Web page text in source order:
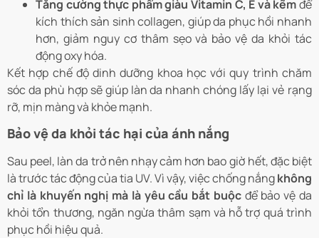
Tăng cường thực phẩm giàu Vitamin C, E và kẽmđể
kích thích sản sinh collagen, giúp da phục hồi nhanh
hơn, giảm nguy cơ thâm sẹo và bảo vệ da khỏi tác
động oxy hóa.
Kết hợp chế độ dinh dưỡng khoa học với quy trình chăm
sóc da phù hợp sẽ giúp làn da nhanh chóng lấy lại vẻ rạng
rỡ, mịn màng và khỏe mạnh.
Bảo vệ da khỏi tác hại của ánh nắng
Sau peel, làn da trở nên nhạy cảm hơn bao giờ hết, đặc biệt
là trước tác động của tia UV. Vì vậy, việc chống nắngkhông
chỉ là khuyến nghị mà là yêu cầu bắt buộcđể bảo vệ da
khỏi tổn thương, ngăn ngừa thâm sạm và hỗ trợ quá trình
phục hồi hiệu quả.